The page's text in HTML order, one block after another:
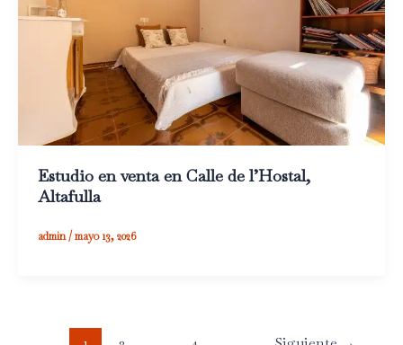
Estudio en venta en Calle de l’Hostal,
Altafulla
admin / mayo 13, 2026